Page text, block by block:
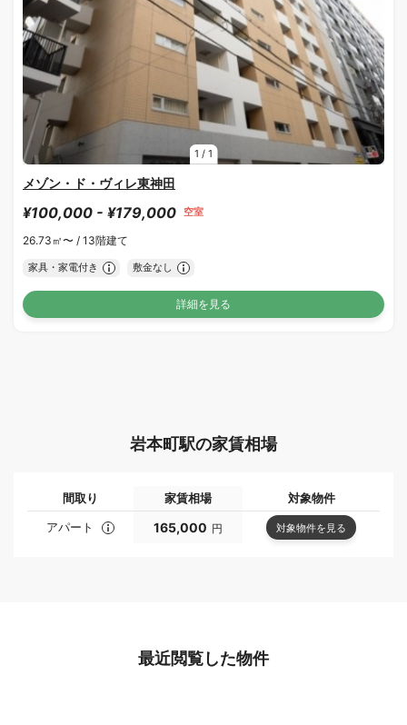
1 / 1
メゾン・ド・ヴィレ東神田
¥100,000 - ¥179,000 空室
26.73㎡〜 / 13階建て
家具・家電付き 敷金なし
詳細を見る
岩本町駅の家賃相場
間取り 家賃相場
対象物件
アパート
165,000 円 対象物件を見る
最近閲覧した物件